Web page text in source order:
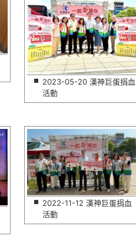
2023-05-20 漢神巨蛋捐血
活動
2022-11-12 漢神巨蛋捐血
活動